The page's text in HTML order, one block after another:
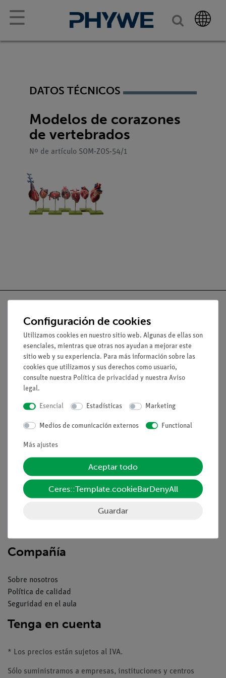
☰
DATOS TÉCNICOS
Modelos de corazones
de vertebrados
Nº de artículo SOM-ZOS-54/1
Nach oben
Aviso lega
Condiciones comerciales generales
Declaración de privacidad
Servicio
Resumen del servicio
Descargas
Compañía
Sobre nosotros
Política de calidad
Seguridad en el aula
Tenga en cuenta
* Los precios están sujetos al IVA.
Sólo suministramos a empresas, instituciones y centros
Configuración de cookies
Utilizamos cookies en nuestro sitio web. Algunas de ellas son
esenciales, mientras que otras nos ayudan a mejorar este
sitio web y su experiencia. Para más información sobre las
cookies que utilizamos y sus derechos como usuario,
consulte nuestra Política de privacidad y nuestra Aviso
legal.
Esencial Estadísticas Marketing
Medios de comunicación externos Functional
Más ajustes
Aceptar todo
Ceres::Template.cookieBarDenyAll
Guardar